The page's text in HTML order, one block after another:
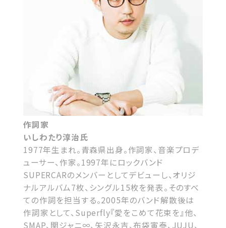
作詞家
いしわたり淳治氏
1977年生まれ。青森県出身。作詞家、音楽プロデ
ューサー、作家。1997年にロックバンド
SUPERCARのメンバーとしてデビューし、オリジ
ナルアルバム7枚、シングル15枚を発表。そのすべ
ての作詞を担当する。2005年のバンド解散後は
作詞家として、Superfly『愛をこめて花束を』他、
SMAP、関ジャニ∞、矢沢永吉、布袋寅泰、JUJU、